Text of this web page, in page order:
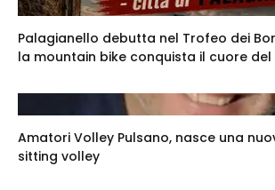
Palagianello debutta nel Trofeo dei
la mountain bike conquista il cuore
Amatori Volley Pulsano, nasce una
sitting volley